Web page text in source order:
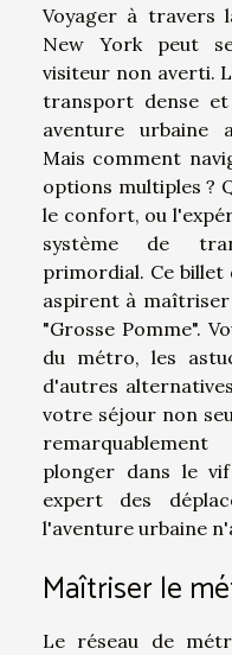
Voyager à travers
New York peut
visiteur non averti.
transport dense et
aventure urbaine
Mais comment
options multiples ?
le confort, ou
système de
primordial. Ce billet
aspirent à
"Grosse Pomme".
du métro, les
d'autres
votre séjour non
plonger dans le
expert des
l'aventure urbaine
Maîtriser le
Le réseau de